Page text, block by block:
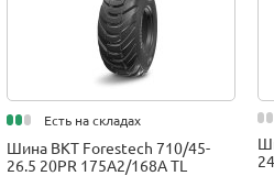
Есть на складах
Шина BKT Forestech 710/45-
26.5 20PR 175A2/168A TL